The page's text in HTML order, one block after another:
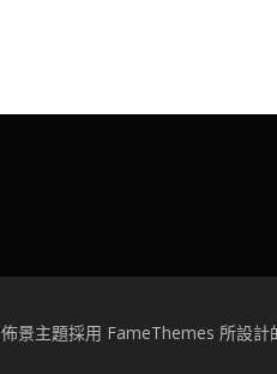
佈景主題採用 FameThemes 所設計